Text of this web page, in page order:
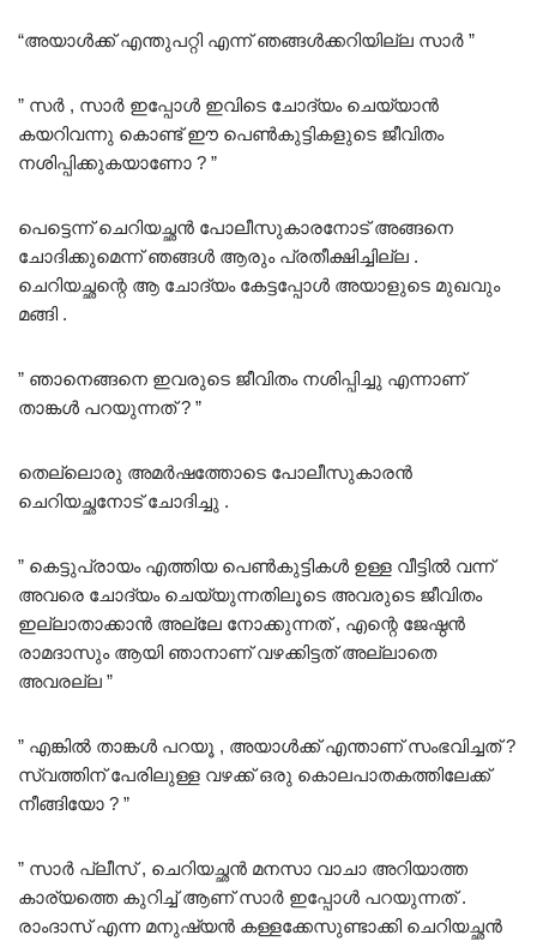
“അയാൾക്ക് എന്തുപറ്റി എന്ന് ഞങ്ങൾക്കറിയില്ല സാർ ”
” സർ , സാർ ഇപ്പോൾ ഇവിടെ ചോദ്യം ചെയ്യാൻ
കയറിവന്നു കൊണ്ട് ഈ പെൺകുട്ടികളുടെ ജീവിതം
നശിപ്പിക്കുകയാണോ ? ”
പെട്ടെന്ന് ചെറിയച്ഛൻ പോലീസുകാരനോട് അങ്ങനെ
ചോദിക്കുമെന്ന് ഞങ്ങൾ ആരും പ്രതീക്ഷിച്ചില്ല .
ചെറിയച്ഛന്റെ ആ ചോദ്യം കേട്ടപ്പോൾ അയാളുടെ മുഖവും
മങ്ങി .
” ഞാനെങ്ങനെ ഇവരുടെ ജീവിതം നശിപ്പിച്ചു എന്നാണ്
താങ്കൾ പറയുന്നത് ? ”
തെല്ലൊരു അമർഷത്തോടെ പോലീസുകാരൻ
ചെറിയച്ഛനോട് ചോദിച്ചു .
” കെട്ടുപ്രായം എത്തിയ പെൺകുട്ടികൾ ഉള്ള വീട്ടിൽ വന്ന്
അവരെ ചോദ്യം ചെയ്യുന്നതിലൂടെ അവരുടെ ജീവിതം
ഇല്ലാതാക്കാൻ അല്ലേ നോക്കുന്നത് , എന്റെ ജേഷ്ഠൻ
രാമദാസും ആയി ഞാനാണ് വഴക്കിട്ടത് അല്ലാതെ
അവരല്ല ”
” എങ്കിൽ താങ്കൾ പറയൂ , അയാൾക്ക് എന്താണ് സംഭവിച്ചത് ?
സ്വത്തിന് പേരിലുള്ള വഴക്ക് ഒരു കൊലപാതകത്തിലേക്ക്
നീങ്ങിയോ ? ”
” സാർ പ്ലീസ് , ചെറിയച്ഛൻ മനസാ വാചാ അറിയാത്ത
കാര്യത്തെ കുറിച്ച് ആണ് സാർ ഇപ്പോൾ പറയുന്നത് .
രാംദാസ് എന്ന മനുഷ്യൻ കള്ളക്കേസുണ്ടാക്കി ചെറിയച്ഛൻ